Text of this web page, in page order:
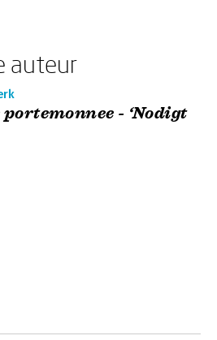
auteur
- ‘Nodigt